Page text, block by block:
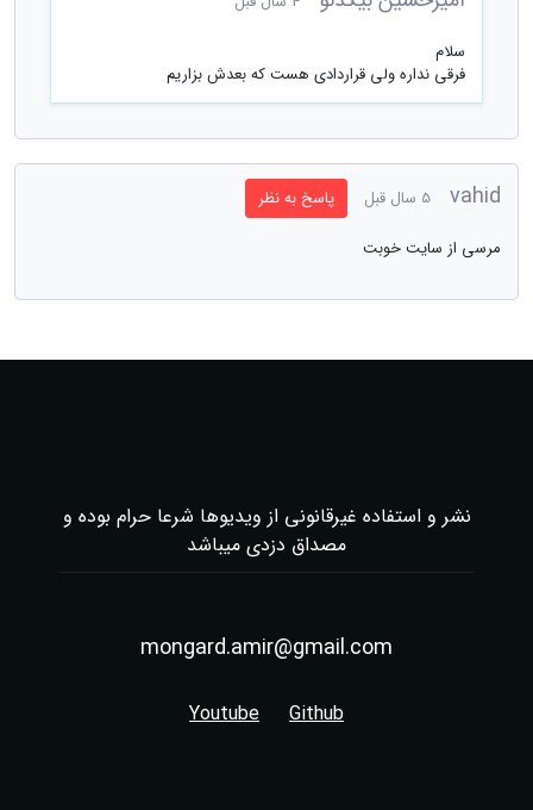
سلام
فرقی نداره ولی قراردادی هست که بعدش بزاریم
vahid 5 سال قبل
پاسخ به نظر
مرسی از سایت خوبت
نشر و استفاده غیرقانونی از ویدیوها شرعا حرام بوده و
مصداق دزدی میباشد
mongard.amir@gmail.com
Github
Youtube